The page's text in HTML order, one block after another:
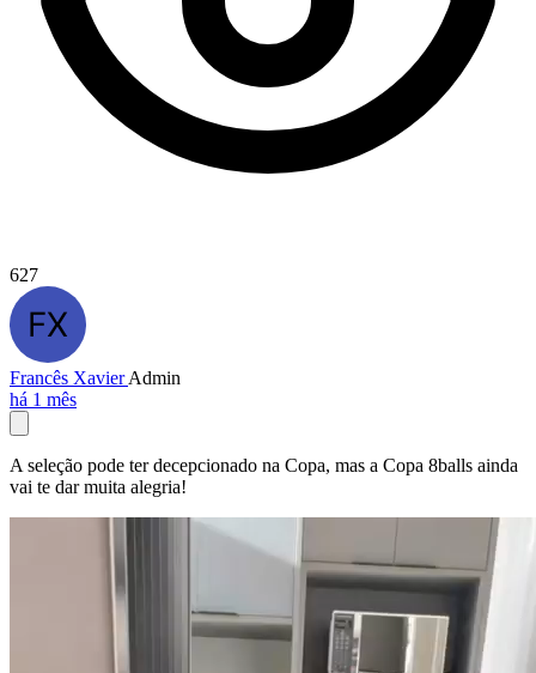
627
Francês XavierAdmin
há 1 mês
A seleção pode ter decepcionado na Copa, mas a Copa 8balls ainda
vai te dar muita alegria!